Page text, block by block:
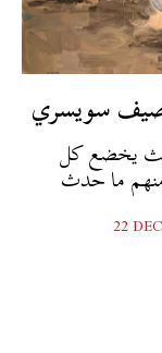
صيف سويسري
يخضع كل
22